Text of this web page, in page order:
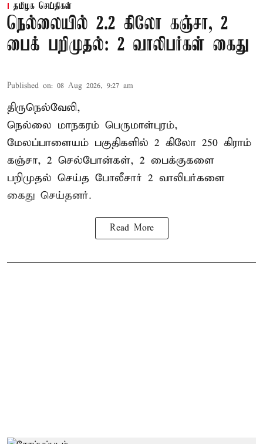
தமிழக செய்திகள்
நெல்லையில் 2.2 கிலோ கஞ்சா, 2
பைக் பறிமுதல்: 2 வாலிபர்கள் கைது
Published on: 08 Aug 2026, 9:27 am
திருநெல்வேலி,
நெல்லை மாநகரம் பெருமாள்புரம்,
மேலப்பாளையம் பகுதிகளில் 2 கிலோ 250 கிராம்
கஞ்சா, 2 செல்போன்கள், 2 பைக்குகளை
பறிமுதல் செய்த போலீசார் 2 வாலிபர்களை
கைது செய்தனர்.
Read More